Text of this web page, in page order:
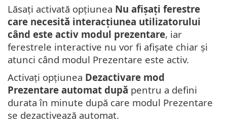
Lăsați activată opțiunea Nu afișați ferestre
care necesită interacțiunea utilizatorului
când este activ modul prezentare, iar
ferestrele interactive nu vor fi afișate chiar și
atunci când modul Prezentare este activ.
Activați opțiunea Dezactivare mod
Prezentare automat după pentru a defini
durata în minute după care modul Prezentare
se dezactivează automat.